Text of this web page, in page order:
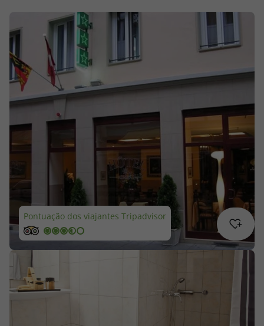
Disneyland ® Paris
Escapadinhas
Cruzeiros
Promoções
Especialistas
Cheque Viagem
Rede de Lojas
Blog TopViagens
Área de Cliente
Pontuação dos viajantes Tripadvisor